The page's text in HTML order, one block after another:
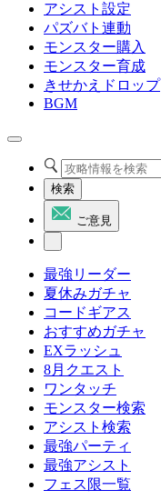
アシスト設定
パズバト連動
モンスター購入
モンスター育成
きせかえドロップ
BGM
検索
ご意見
最強リーダー
夏休みガチャ
コードギアス
おすすめガチャ
EXラッシュ
8月クエスト
ワンタッチ
モンスター検索
アシスト検索
最強パーティ
最強アシスト
フェス限一覧